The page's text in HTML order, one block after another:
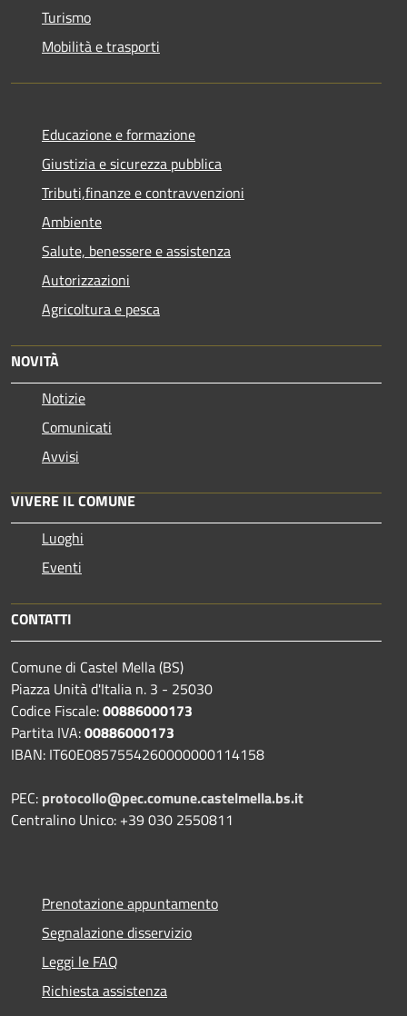
Turismo
Mobilità e trasporti
Educazione e formazione
Giustizia e sicurezza pubblica
Tributi,finanze e contravvenzioni
Ambiente
Salute, benessere e assistenza
Autorizzazioni
Agricoltura e pesca
NOVITÀ
Notizie
Comunicati
Avvisi
VIVERE IL COMUNE
Luoghi
Eventi
CONTATTI
Comune di Castel Mella (BS)
Piazza Unità d'Italia n. 3 - 25030
Codice Fiscale:00886000173
Partita IVA:00886000173
IBAN: IT60E0857554260000000114158
PEC: protocollo@pec.comune.castelmella.bs.it
Centralino Unico: +39 030 2550811
Prenotazione appuntamento
Segnalazione disservizio
Leggi le FAQ
Richiesta assistenza